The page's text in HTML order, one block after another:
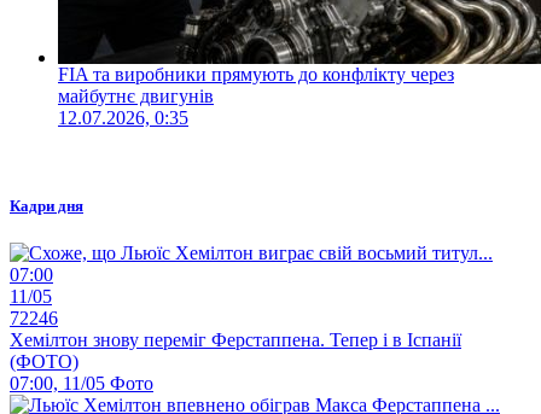
FIA та виробники прямують до конфлікту через
майбутнє двигунів
12.07.2026, 0:35
Кадри дня
07:00
11/05
72246
Хемілтон знову переміг Ферстаппена. Тепер і в Іспанії
(ФОТО)
07:00, 11/05 Фото